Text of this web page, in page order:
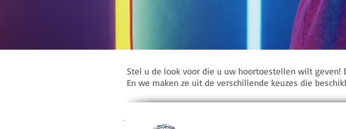
Stel u de look voor die u uw hoortoestellen wilt geven!
En we maken ze uit de verschillende keuzes die